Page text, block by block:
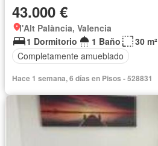
43.000 €
l'Alt Palància, Valencia
1 Dormitorio
1 Baño
30 m²
Completamente amueblado
Hace 1 semana, 6 días en Pisos - 528831